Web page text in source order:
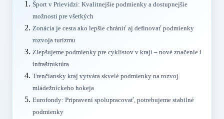
Šport v Prievidzi: Kvalitnejšie podmienky a dostupnejšie
možnosti pre všetkých
Zonácia je cesta ako lepšie chrániť aj definovať podmienky
rozvoja turizmu
Zlepšujeme podmienky pre cyklistov v kraji – nové značenie i
infraštruktúra
Trenčiansky kraj vytvára skvelé podmienky na rozvoj
mládežníckeho hokeja
Eurofondy: Pripravení spolupracovať, potrebujeme stabilné
podmienky